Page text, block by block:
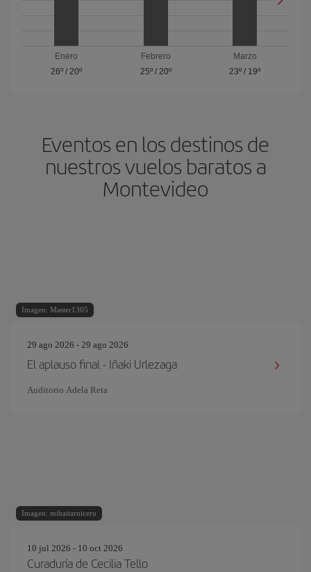
Enero
26º/ 20º
Febrero
25º/ 20º
Marzo
23º / 19º
Eventos en los destinos de
nuestros vuelos baratos a
Montevideo
Imagen: Master1305
29 ago 2026 - 29 ago 2026
El aplauso final - Iñaki Urlezaga
Auditorio Adela Reta
Imagen: mihaitarniceru
10 jul 2026 - 10 oct 2026
Curaduría de Cecilia Tello